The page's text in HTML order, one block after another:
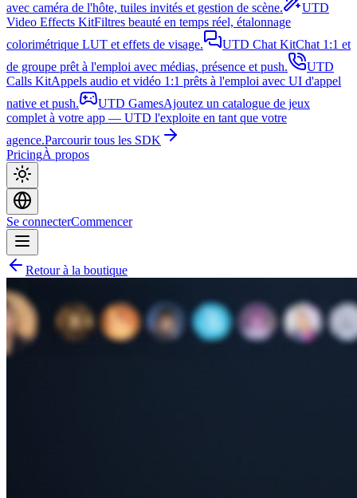
avec caméra de l'hôte, tuiles invités et gestion de scène.
UTD
Video Effects KitFiltres beauté en temps réel, étalonnage
colorimétrique LUT et effets de visage.
UTD Chat KitChat 1:1 et
de groupe prêt à l'emploi avec médias, présence et push.
UTD
Calls KitAppels audio et vidéo 1:1 prêts à l'emploi avec UI d'appel
native et push.
UTD GamesAjoutez un catalogue de jeux
complet à votre app — UTD l'exploite en tant que votre
agence.Parcourir tous les SDK
PricingÀ propos
Se connecterCommencer
Retour à la boutique